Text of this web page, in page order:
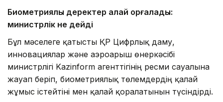
Биометриялық деректер қалай қорғалады:
министрлік не дейді
Бұл мәселеге қатысты ҚР Цифрлық даму,
инновациялар және аэроғарыш өнеркәсібі
министрлігі Kazinform агенттігінің ресми сауалына
жауап беріп, биометриялық төлемдердің қалай
жұмыс істейтіні мен қалай қорғалатынын түсіндірді.